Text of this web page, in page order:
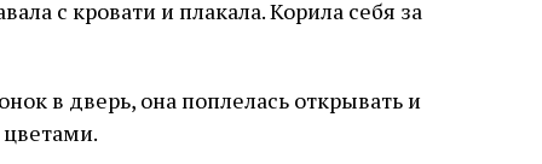
с кровати и плакала. Корила себя за
в дверь, она поплелась открывать и
цветами.